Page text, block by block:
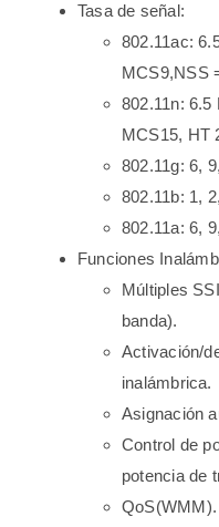
Tasa de señal:
802.11ac:
MCS9,NSS
802.11n:
MCS15, HT
802.11g: 6,
802.11b: 1,
802.11a: 6,
Funciones
Múltiples
banda).
Activación/
inalámbrica.
Asignación
Control de
potencia de
QoS(WMM).